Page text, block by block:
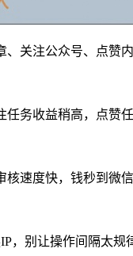
关注公众号、点赞
务收益稍高，点赞
速度快，钱秒到微
，别让操作间隔太规